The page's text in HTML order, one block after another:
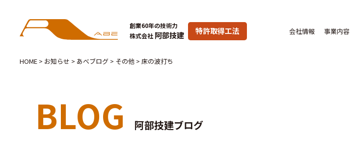
創業60年の技術力
株式会社 阿部技建 特許取得工法 会社情報 事業内容
HOME > お知らせ > あべブログ > その他 > 床の波打ち
BLOG 阿部技建ブログ